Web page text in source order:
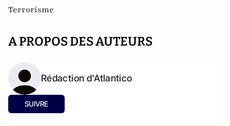
Terrorisme
A PROPOS DES AUTEURS
Rédaction d'Atlantico
SUIVRE